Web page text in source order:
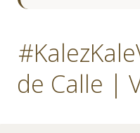
de Calle |